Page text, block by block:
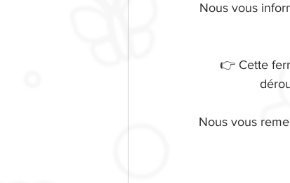
Nous vous
👉 Cette
Nous vous